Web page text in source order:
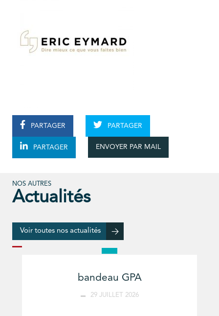
PARTAGER PARTAGER
PARTAGER ENVOYER PAR MAIL
NOS AUTRES
Actualités
Voir toutes nos actualités
bandeau GPA
29 JUILLET 2026